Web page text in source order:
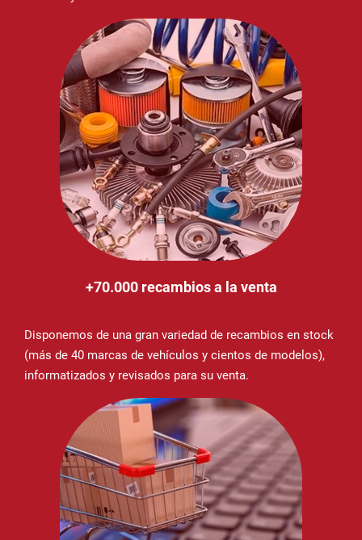
+70.000 recambios a la venta
Disponemos de una gran variedad de recambios en stock
(más de 40 marcas de vehículos y cientos de modelos),
informatizados y revisados para su venta.